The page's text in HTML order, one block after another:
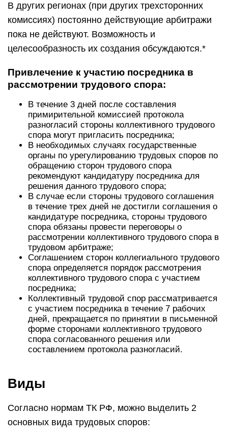
В других регионах (при других трехсторонних
комиссиях) постоянно действующие арбитражи
пока не действуют. Возможность и
целесообразность их создания обсуждаются.*
Привлечение к участию посредника в
рассмотрении трудового спора:
В течение 3 дней после составления
примирительной комиссией протокола
разногласий стороны коллективного трудового
спора могут пригласить посредника;
В необходимых случаях государственные
органы по урегулированию трудовых споров по
обращению сторон трудового спора
рекомендуют кандидатуру посредника для
решения данного трудового спора;
В случае если стороны трудового соглашения
в течение трех дней не достигли соглашения о
кандидатуре посредника, стороны трудового
спора обязаны провести переговоры о
рассмотрении коллективного трудового спора в
трудовом арбитраже;
Соглашением сторон коллегиального трудового
спора определяется порядок рассмотрения
коллективного трудового спора с участием
посредника;
Коллективный трудовой спор рассматривается
с участием посредника в течение 7 рабочих
дней, прекращается по принятии в письменной
форме сторонами коллективного трудового
спора согласованного решения или
составлением протокола разногласий.
Виды
Согласно нормам ТК РФ, можно выделить 2
основных вида трудовых споров: